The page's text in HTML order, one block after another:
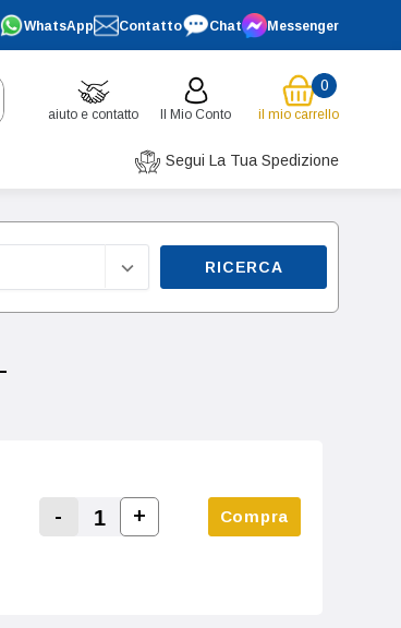
WhatsApp Contatto Chat Messenger
aiuto e contatto Il Mio Conto
0
il mio carrello
Segui La Tua Spedizione
RICERCA
Decrease Quantity:
-
Increase Quantity:
+ Compra